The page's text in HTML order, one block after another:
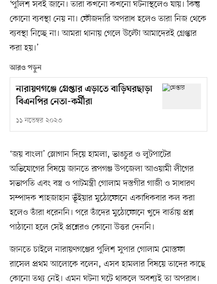
‘পুলিশ সবই জানে। তারা কখনো কখনো ঘটনাস্থলেও যায়। কিন্তু
কোনো ব্যবস্থা নেয় না। ফৌজদারি অপরাধ হলেও তারা নিজ থেকে
ব্যবস্থা নিচ্ছে না। আমরা থানায় গেলে উল্টো আমাদেরই গ্রেপ্তার
করা হয়।’
আরও পড়ুন
নারায়ণগঞ্জে গ্রেপ্তার এড়াতে বাড়িঘরছাড়া
বিএনপির নেতা-কর্মীরা
১১ নভেম্বর ২০২৩
‘জয় বাংলা’ স্লোগান দিয়ে হামলা, ভাঙচুর ও লুটপাটের
অভিযোগের বিষয়ে জানতে রূপগঞ্জ উপজেলা আওয়ামী লীগের
সভাপতি এবং বস্ত্র ও পাটমন্ত্রী গোলাম দস্তগীর গাজী ও সাধারণ
সম্পাদক শাহজাহান ভূঁইয়ার মুঠোফোনে একাধিকবার কল করা
হলেও তাঁরা ধরেননি। পরে তাঁদের মুঠোফোনে খুদে বার্তায় প্রশ্ন
পাঠানো হলে সেই প্রশ্নেরও কোনো উত্তর দেননি।
জানতে চাইলে নারায়ণগঞ্জের পুলিশ সুপার গোলাম মোস্তফা
রাসেল প্রথম আলোকে বলেন, এসব হামলার বিষয়ে তাদের কাছে
কোনো তথ্য নেই। এমন ঘটনা ঘটে থাকলে অবশ্যই তা অপরাধ।